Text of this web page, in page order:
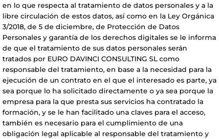
en lo que respecta al tratamiento de datos personales y a la
libre circulación de estos datos, así como en la Ley Orgánica
3/2018, de 5 de diciembre, de Protección de Datos
Personales y garantía de los derechos digitales se le informa
de que el tratamiento de sus datos personales serán
tratados por EURO DAVINCI CONSULTING SL como
responsable del tratamiento, en base a la necesidad para la
ejecución de un contrato en el que el interesado es parte, ya
sea porque lo ha solicitado directamente o ya sea porque la
empresa para la que presta sus servicios ha contratado la
formación, y se le han facilitado una claves para el acceso,
también es necesario para el cumplimiento de una
obligación legal aplicable al responsable del tratamiento y